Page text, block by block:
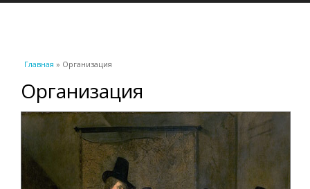
Вы здесь
Главная » Организация
Организация